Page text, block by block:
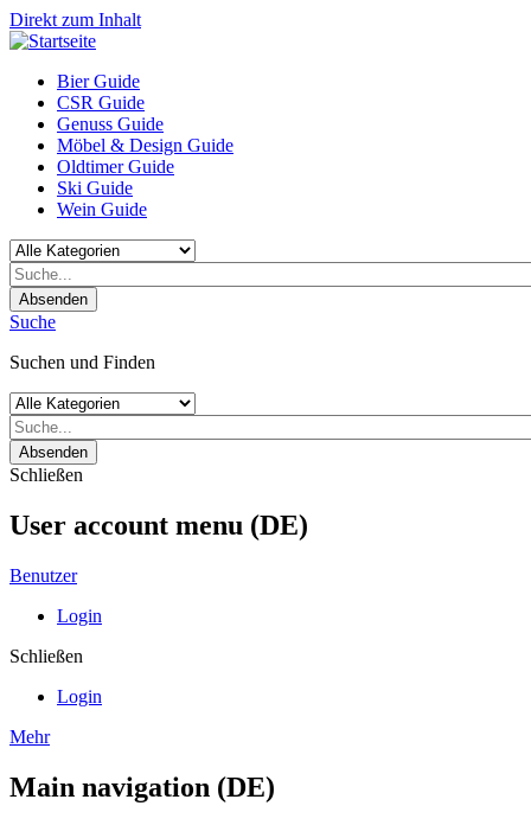
Direkt zum Inhalt
Bier Guide
CSR Guide
Genuss Guide
Möbel & Design Guide
Oldtimer Guide
Ski Guide
Wein Guide
Absenden
Suche
Suchen und Finden
Absenden
Schließen
User account menu (DE)
Benutzer
Login
Schließen
Login
Mehr
Main navigation (DE)